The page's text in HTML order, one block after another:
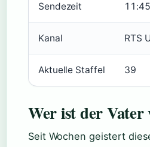
Sendezeit
Kanal RTS
Aktuelle Staffel 39
Wer ist der Vater
Seit Wochen geistert